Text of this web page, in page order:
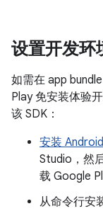
设置开发环
如需在 app
Play 免安装体验
该 SDK：
安装
Studio，然
载 Google
从命令行安